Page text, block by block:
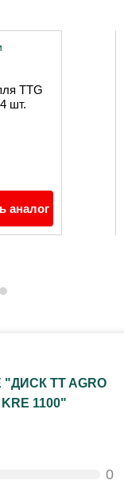
TTG
шт.
аналог
TT AGRO
1100"
0